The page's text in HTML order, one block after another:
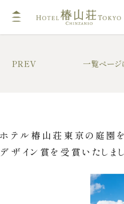
神社挙式
ホテル椿山荘東京の庭園
デザイン賞を受賞いたしま
PREV 一覧ページ